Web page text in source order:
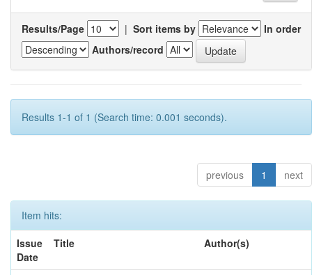
Results/Page | Sort items by
In order
Authors/record
Results 1-1 of 1 (Search time: 0.001 seconds).
previous 1 next
Item hits:
Issue
Date
Title Author(s)